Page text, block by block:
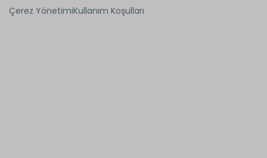
Çerez YönetimiKullanım Koşulları